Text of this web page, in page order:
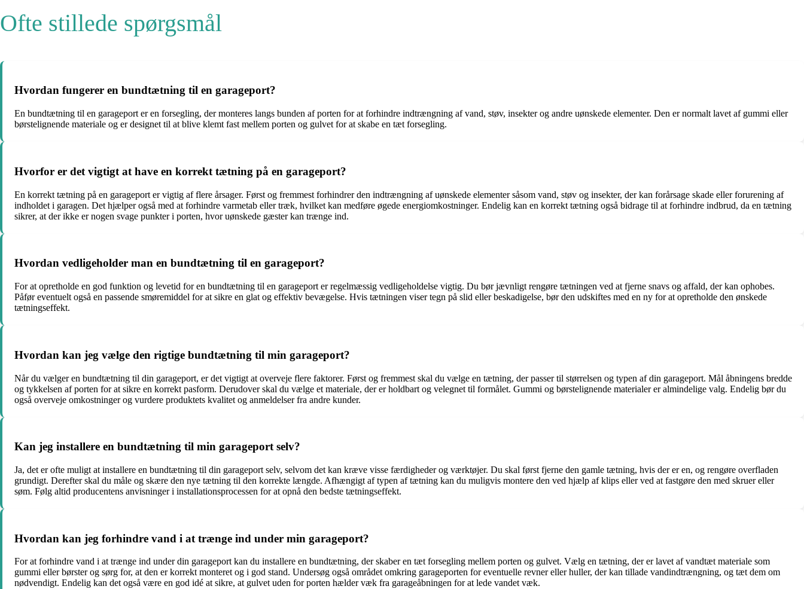
Ofte stillede spørgsmål
Hvordan fungerer en bundtætning til en garageport?
En bundtætning til en garageport er en forsegling, der monteres langs bunden af ​​porten for at forhindre indtrængning af vand, støv, insekter og andre uønskede elementer. Den er normalt lavet af gummi eller
børstelignende materiale og er designet til at blive klemt fast mellem porten og gulvet for at skabe en tæt forsegling.
Hvorfor er det vigtigt at have en korrekt tætning på en garageport?
En korrekt tætning på en garageport er vigtig af flere årsager. Først og fremmest forhindrer den indtrængning af uønskede elementer såsom vand, støv og insekter, der kan forårsage skade eller forurening af
indholdet i garagen. Det hjælper også med at forhindre varmetab eller træk, hvilket kan medføre øgede energiomkostninger. Endelig kan en korrekt tætning også bidrage til at forhindre indbrud, da en tætning
sikrer, at der ikke er nogen svage punkter i porten, hvor uønskede gæster kan trænge ind.
Hvordan vedligeholder man en bundtætning til en garageport?
For at opretholde en god funktion og levetid for en bundtætning til en garageport er regelmæssig vedligeholdelse vigtig. Du bør jævnligt rengøre tætningen ved at fjerne snavs og affald, der kan ophobes.
Påfør eventuelt også en passende smøremiddel for at sikre en glat og effektiv bevægelse. Hvis tætningen viser tegn på slid eller beskadigelse, bør den udskiftes med en ny for at opretholde den ønskede
tætningseffekt.
Hvordan kan jeg vælge den rigtige bundtætning til min garageport?
Når du vælger en bundtætning til din garageport, er det vigtigt at overveje flere faktorer. Først og fremmest skal du vælge en tætning, der passer til størrelsen og typen af ​​din garageport. Mål åbningens bredde
og tykkelsen af ​​porten for at sikre en korrekt pasform. Derudover skal du vælge et materiale, der er holdbart og velegnet til formålet. Gummi og børstelignende materialer er almindelige valg. Endelig bør du
også overveje omkostninger og vurdere produktets kvalitet og anmeldelser fra andre kunder.
Kan jeg installere en bundtætning til min garageport selv?
Ja, det er ofte muligt at installere en bundtætning til din garageport selv, selvom det kan kræve visse færdigheder og værktøjer. Du skal først fjerne den gamle tætning, hvis der er en, og rengøre overfladen
grundigt. Derefter skal du måle og skære den nye tætning til den korrekte længde. Afhængigt af typen af ​​tætning kan du muligvis montere den ved hjælp af klips eller ved at fastgøre den med skruer eller
søm. Følg altid producentens anvisninger i installationsprocessen for at opnå den bedste tætningseffekt.
Hvordan kan jeg forhindre vand i at trænge ind under min garageport?
For at forhindre vand i at trænge ind under din garageport kan du installere en bundtætning, der skaber en tæt forsegling mellem porten og gulvet. Vælg en tætning, der er lavet af vandtæt materiale som
gummi eller børster og sørg for, at den er korrekt monteret og i god stand. Undersøg også området omkring garageporten for eventuelle revner eller huller, der kan tillade vandindtrængning, og tæt dem om
nødvendigt. Endelig kan det også være en god idé at sikre, at gulvet uden for porten hælder væk fra garageåbningen for at lede vandet væk.